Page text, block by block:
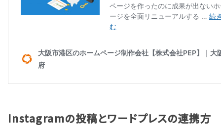
Instagramの投稿とワードプレスの連携方